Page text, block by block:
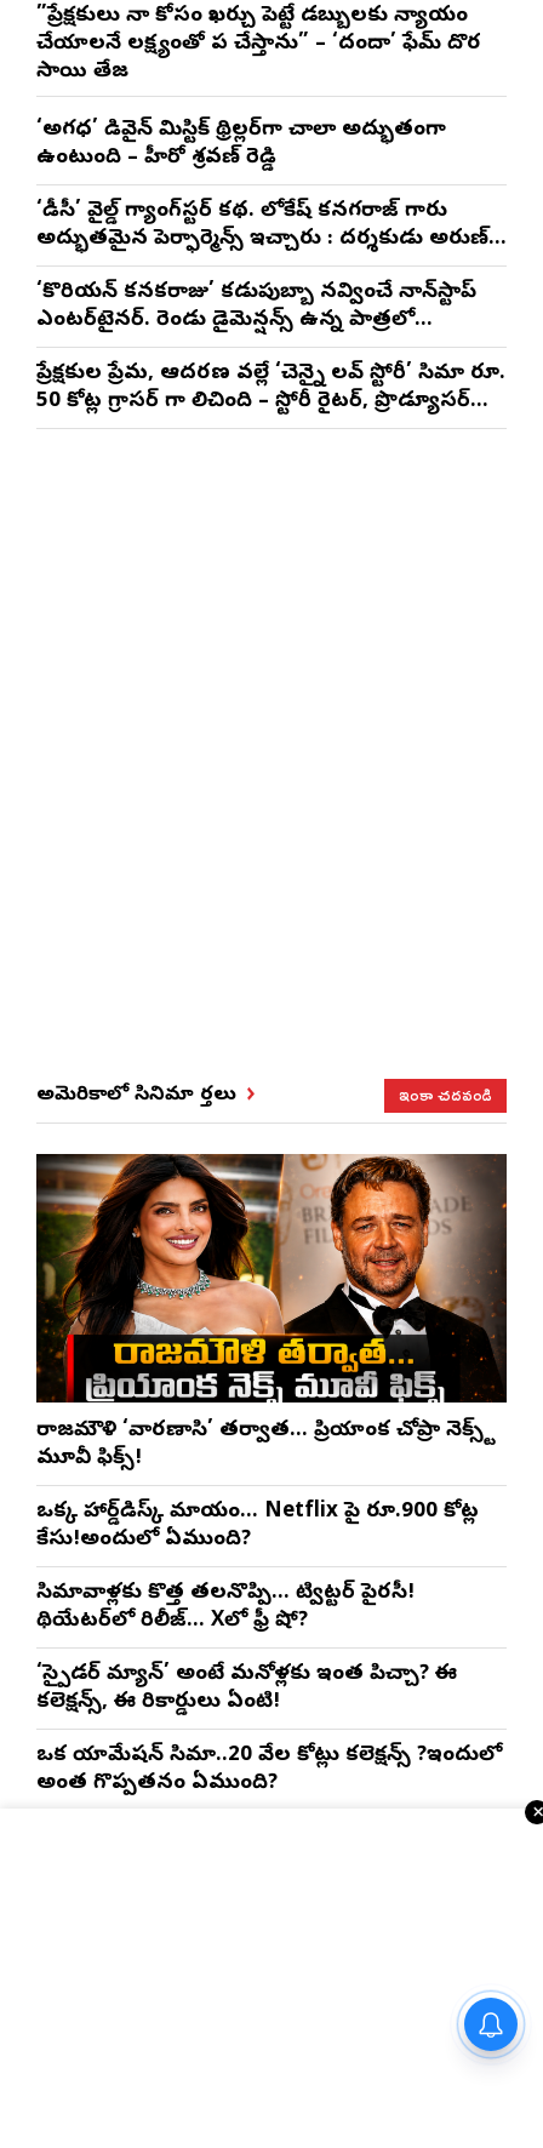
”ప్రేక్షకులు నా కోసం ఖర్చు పెట్టే డబ్బులకు న్యాయం
చేయాలనే లక్ష్యంతో పని చేస్తాను” – ‘దందా’ ఫేమ్ దొర
సాయి తేజ
‘అగధ’ డివైన్ మిస్టిక్ థ్రిల్లర్‌గా చాలా అద్భుతంగా
ఉంటుంది – హీరో శ్రవణ్ రెడ్డి
‘డీసీ’ వైల్డ్ గ్యాంగ్‌స్టర్ కథ. లోకేష్ కనగరాజ్ గారు
అద్భుతమైన పెర్ఫార్మెన్స్ ఇచ్చారు : దర్శకుడు అరుణ్
మాథేశ్వరన్
‘కొరియన్ కనకరాజు’ కడుపుబ్బా నవ్వించే నాన్‌స్టాప్
ఎంటర్‌టైనర్. రెండు డైమెన్షన్స్ ఉన్న పాత్రలో
నటించడం చాలా సంతృప్తినిచ్చింది : వరుణ్ తేజ్
ప్రేక్షకుల ప్రేమ, ఆదరణ వల్లే ‘చెన్నై లవ్ స్టోరీ’ సినిమా రూ.
50 కోట్ల గ్రాసర్ గా నిలిచింది – స్టోరీ రైటర్, ప్రొడ్యూసర్
సాయి రాజేష్
అమెరికాలో సినిమా వార్తలు ఇంకా చదవండి
రాజమౌళి ‘వారణాసి’ తర్వాత… ప్రియాంక చోప్రా నెక్స్ట్
మూవీ ఫిక్స్!
ఒక్క హార్డ్‌డిస్క్ మాయం… Netflix పై రూ.900 కోట్ల
కేసు!అందులో ఏముంది?
సినిమావాళ్లకు కొత్త తలనొప్పి… ట్విట్టర్ పైరసీ!
థియేటర్‌లో రిలీజ్… Xలో ఫ్రీ షో?
‘స్పైడర్ మ్యాన్’ అంటే మనోళ్లకు ఇంత పిచ్చా? ఈ
కలెక్షన్స్, ఈ రికార్డులు ఏంటి!
ఒక యానిమేషన్ సినిమా..20 వేల కోట్లు కలెక్షన్స్ ?ఇందులో
అంత గొప్పతనం ఏముంది?
జీహెచ్ఆర్ కల్లిస్టోలో ‘2బీహెచ్‌కే ఫ్రీడమ్